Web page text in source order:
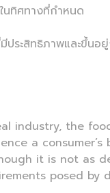
ในทิศทางที่กำหนด
ประสิทธิภาพและขึ้
industry, the
a
it is not as
posed by